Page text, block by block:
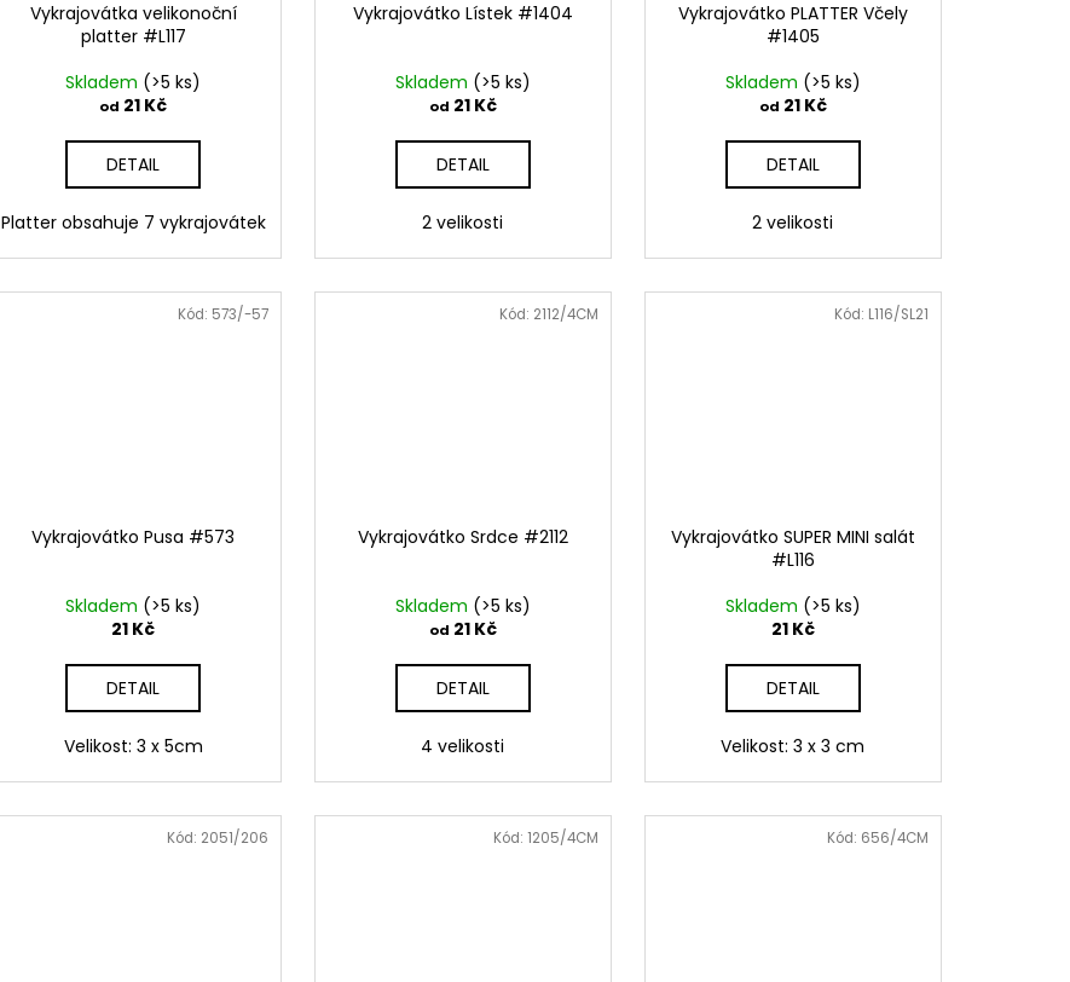
Vykrajovátka velikonoční
platter #L117
Skladem (>5 ks)
od 21 Kč
DETAIL
Platter obsahuje 7 vykrajovátek
Vykrajovátko Lístek #1404
Skladem (>5 ks)
od 21 Kč
DETAIL
2 velikosti
Vykrajovátko PLATTER Včely
#1405
Skladem (>5 ks)
od 21 Kč
DETAIL
2 velikosti
Vykrajovátko Pusa #573
Skladem (>5 ks)
21 Kč
DETAIL
Velikost: 3 x 5cm
Kód: 573/-57
Vykrajovátko Srdce #2112
Skladem (>5 ks)
od 21 Kč
DETAIL
4 velikosti
Kód: 2112/4CM
Vykrajovátko SUPER MINI salát
#L116
Skladem (>5 ks)
21 Kč
DETAIL
Velikost: 3 x 3 cm
Kód: L116/SL21
Kód: 2051/206 Kód: 1205/4CM Kód: 656/4CM